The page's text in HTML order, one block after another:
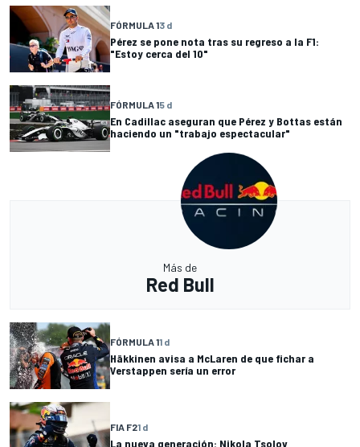
FÓRMULA 13 d
Pérez se pone nota tras su regreso a la F1:
"Estoy cerca del 10"
FÓRMULA 15 d
En Cadillac aseguran que Pérez y Bottas están
haciendo un "trabajo espectacular"
Más de
Red Bull
FÓRMULA 11 d
Häkkinen avisa a McLaren de que fichar a
Verstappen sería un error
FIA F21 d
La nueva generación: Nikola Tsolov